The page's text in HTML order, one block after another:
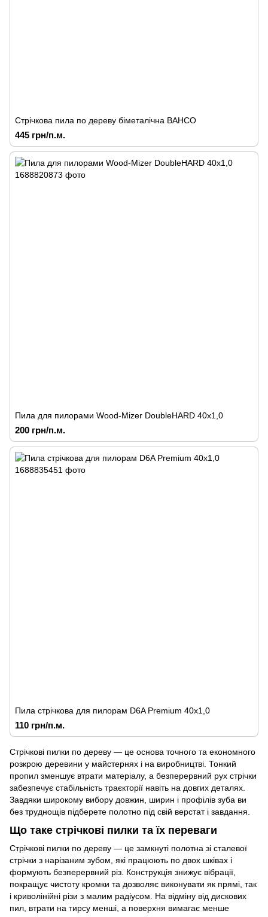
Стрічкова пила по дереву біметалічна BAHCO
445 грн/п.м.
Пила для пилорами Wood-Mizer DoubleHARD 40х1,0
200 грн/п.м.
Пила стрічкова для пилорам D6A Premium 40x1,0
110 грн/п.м.
Стрічкові пилки по дереву — це основа точного та економного
розкрою деревини у майстернях і на виробництві. Тонкий
пропил зменшує втрати матеріалу, а безперервний рух стрічки
забезпечує стабільність траєкторії навіть на довгих деталях.
Завдяки широкому вибору довжин, ширин і профілів зуба ви
без труднощів підберете полотно під свій верстат і завдання.
Що таке стрічкові пилки та їх переваги
Стрічкові пилки по дереву — це замкнуті полотна зі сталевої
стрічки з нарізаним зубом, які працюють по двох шківах і
формують безперервний різ. Конструкція знижує вібрації,
покращує чистоту кромки та дозволяє виконувати як прямі, так
і криволінійні різи з малим радіусом. На відміну від дискових
пил, втрати на тирсу менші, а поверхня вимагає менше